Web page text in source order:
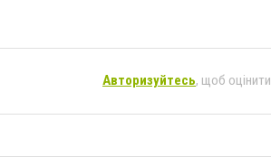
Авторизуйтесь, щоб оцінити